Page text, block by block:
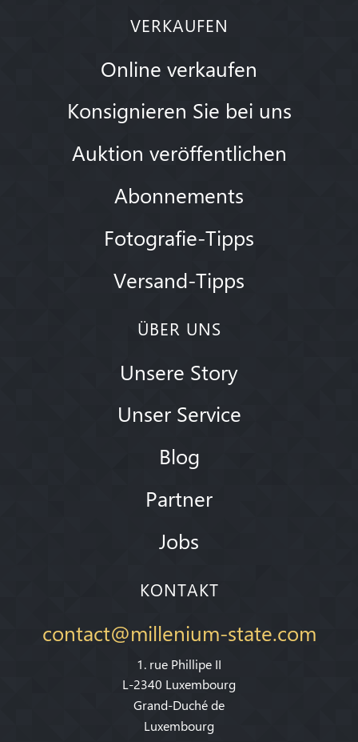
VERKAUFEN
Online verkaufen
Konsignieren Sie bei uns
Auktion veröffentlichen
Abonnements
Fotografie-Tipps
Versand-Tipps
ÜBER UNS
Unsere Story
Unser Service
Blog
Partner
Jobs
KONTAKT
contact@millenium-state.com
1. rue Phillipe II
L-2340 Luxembourg
Grand-Duché de
Luxembourg